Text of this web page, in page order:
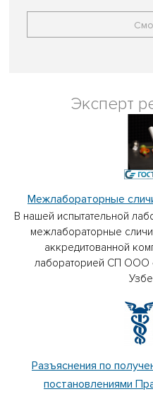
Эксперт
Межлабораторные
В нашей испытательной
межлабораторные
аккредитованной
лабораторией СП ООО
Разъяснения по
постановлениями